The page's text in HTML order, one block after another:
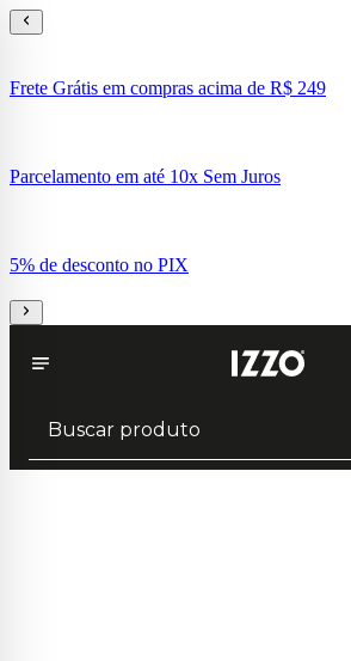
Frete Grátis em compras acima de R$ 249
Parcelamento em até 10x Sem Juros
5% de desconto no PIX